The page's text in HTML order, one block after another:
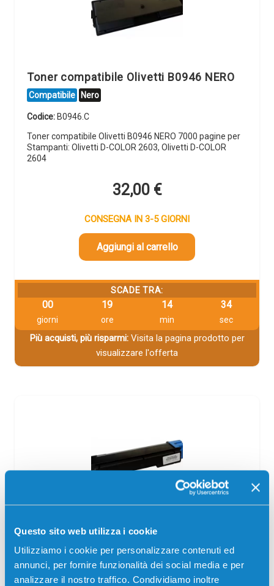
Questo sito web utilizza i cookie
Utilizziamo i cookie per personalizzare contenuti ed
annunci, per fornire funzionalità dei social media e per
analizzare il nostro traffico. Condividiamo inoltre
Toner compatibile Olivetti B0946 NERO
Compatibile Nero
Codice: B0946.C
Toner compatibile Olivetti B0946 NERO 7000 pagine per
Stampanti: Olivetti D-COLOR 2603, Olivetti D-COLOR
2604
32,00 €
CONSEGNA IN 3-5 GIORNI
Aggiungi al carrello
SCADE TRA:
00
giorni
19
ore
14
min
33
sec
Più acquisti, più risparmi:Visita la pagina prodotto per
visualizzare l'offerta
Toner compatibile Olivetti B0947 CIANO
Codice:B0947.C